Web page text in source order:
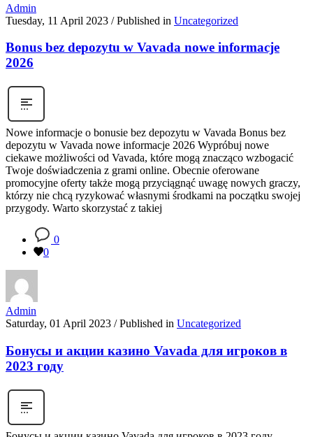
Admin
Tuesday, 11 April 2023 / Published in Uncategorized
Bonus bez depozytu w Vavada nowe informacje
2026
Nowe informacje o bonusie bez depozytu w Vavada Bonus bez
depozytu w Vavada nowe informacje 2026 Wypróbuj nowe
ciekawe możliwości od Vavada, które mogą znacząco wzbogacić
Twoje doświadczenia z grami online. Obecnie oferowane
promocyjne oferty także mogą przyciągnąć uwagę nowych graczy,
którzy nie chcą ryzykować własnymi środkami na początku swojej
przygody. Warto skorzystać z takiej
0
0
Admin
Saturday, 01 April 2023 / Published in Uncategorized
Бонусы и акции казино Vavada для игроков в
2023 году